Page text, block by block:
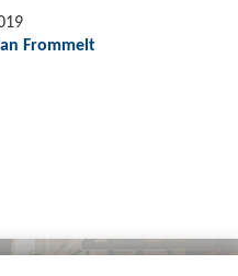
Frommelt